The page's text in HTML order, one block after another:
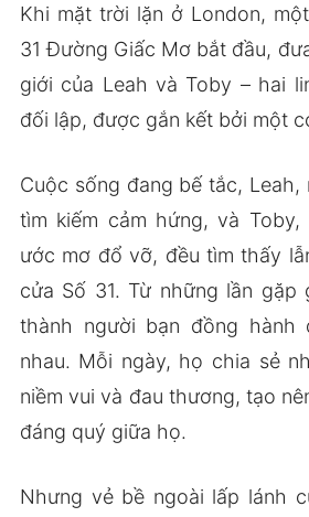
Khi mặt trời lặn ở London,
31 Đường Giấc Mơ bắt đầu,
giới của Leah và Toby – hai
đối lập, được gắn kết bởi một
Cuộc sống đang bế tắc, Leah,
tìm kiếm cảm hứng, và
ước mơ đổ vỡ, đều tìm thấy
cửa Số 31. Từ những lần
thành người bạn đồng hành
nhau. Mỗi ngày, họ chia sẻ
niềm vui và đau thương, tạo
đáng quý giữa họ.
Nhưng vẻ bề ngoài lấp lánh